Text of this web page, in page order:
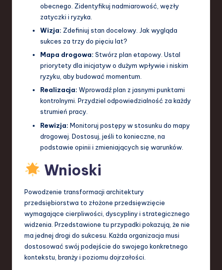
obecnego. Zidentyfikuj nadmiarowość, węzły
zatyczki i ryzyka.
Wizja: Zdefiniuj stan docelowy. Jak wygląda
sukces za trzy do pięciu lat?
Mapa drogowa: Stwórz plan etapowy. Ustal
priorytety dla inicjatyw o dużym wpływie i niskim
ryzyku, aby budować momentum.
Realizacja: Wprowadź plan z jasnymi punktami
kontrolnymi. Przydziel odpowiedzialność za każdy
strumień pracy.
Rewizja: Monitoruj postępy w stosunku do mapy
drogowej. Dostosuj, jeśli to konieczne, na
podstawie opinii i zmieniających się warunków.
Wnioski
Powodzenie transformacji architektury
przedsiębiorstwa to złożone przedsięwzięcie
wymagające cierpliwości, dyscypliny i strategicznego
widzenia. Przedstawione tu przypadki pokazują, że nie
ma jednej drogi do sukcesu. Każda organizacja musi
dostosować swój podejście do swojego konkretnego
kontekstu, branży i poziomu dojrzałości.